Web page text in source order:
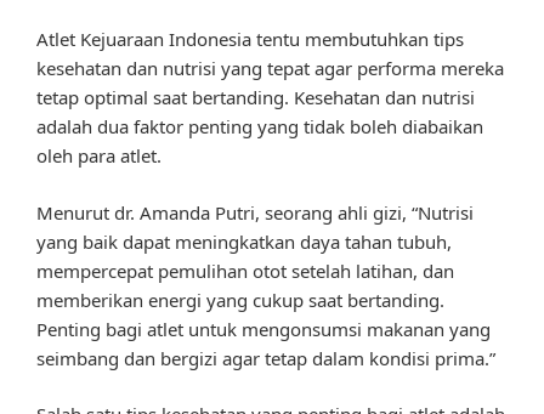
Atlet Kejuaraan Indonesia tentu membutuhkan tips
kesehatan dan nutrisi yang tepat agar performa mereka
tetap optimal saat bertanding. Kesehatan dan nutrisi
adalah dua faktor penting yang tidak boleh diabaikan
oleh para atlet.
Menurut dr. Amanda Putri, seorang ahli gizi, “Nutrisi
yang baik dapat meningkatkan daya tahan tubuh,
mempercepat pemulihan otot setelah latihan, dan
memberikan energi yang cukup saat bertanding.
Penting bagi atlet untuk mengonsumsi makanan yang
seimbang dan bergizi agar tetap dalam kondisi prima.”